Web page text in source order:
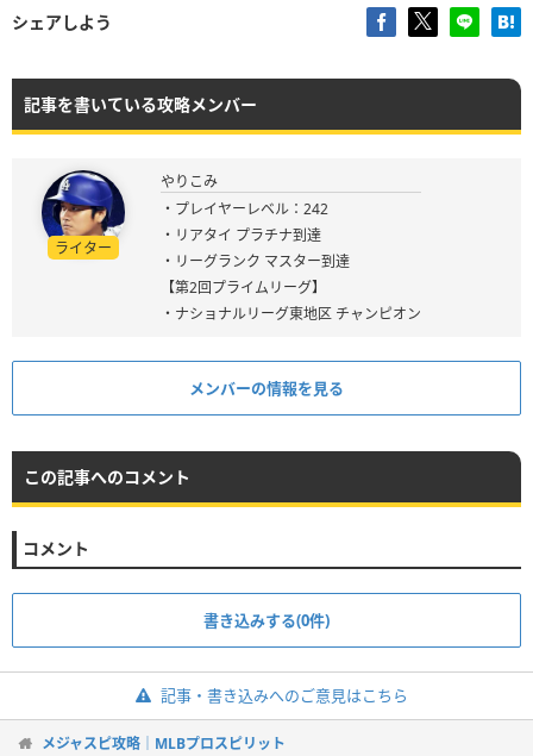
シェアしよう
記事を書いている攻略メンバー
ライター
やりこみ
・プレイヤーレベル：242
・リアタイ プラチナ到達
・リーグランク マスター到達
【第2回プライムリーグ】
・ナショナルリーグ東地区 チャンピオン
メンバーの情報を見る
この記事へのコメント
コメント
書き込みする(0件)
記事・書き込みへのご意見はこちら
メジャスピ攻略｜MLBプロスピリット